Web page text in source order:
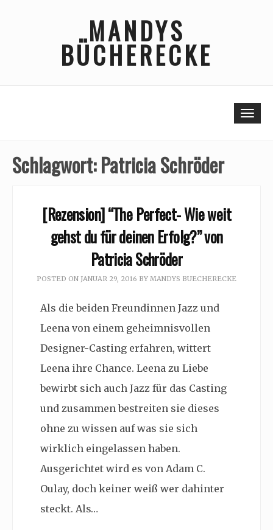
MANDYS
BÜCHERECKE
Schlagwort:Patricia Schröder
[Rezension] “The Perfect- Wie weit
gehst du für deinen Erfolg?” von
Patricia Schröder
POSTED ON JANUAR 29, 2016 BY MANDYS BUECHERECKE
Als die beiden Freundinnen Jazz und
Leena von einem geheimnisvollen
Designer-Casting erfahren, wittert
Leena ihre Chance. Leena zu Liebe
bewirbt sich auch Jazz für das Casting
und zusammen bestreiten sie dieses
ohne zu wissen auf was sie sich
wirklich eingelassen haben.
Ausgerichtet wird es von Adam C.
Oulay, doch keiner weiß wer dahinter
steckt. Als…